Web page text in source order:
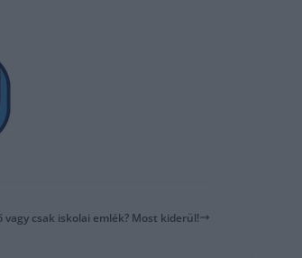
csak iskolai emlék? Most kiderül!